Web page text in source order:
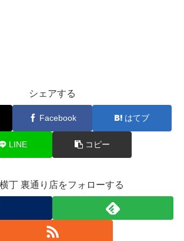
シェアする
Facebook はてブ
LINE コピー
丁 裏通り店をフォローする